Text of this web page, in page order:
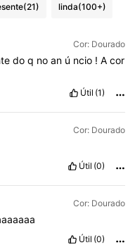
(21) linda(100+)
Cor: Dourado
do q no an ú ncio ! A cor
Útil (1)
Cor: Dourado
Útil (0)
Cor: Dourado
Útil (0)